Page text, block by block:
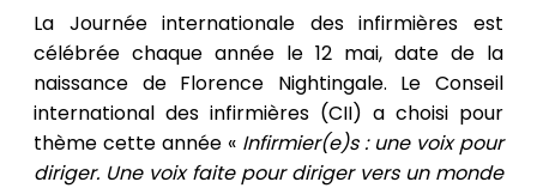
La Journée internationale des infirmières est
célébrée chaque année le 12 mai, date de la
naissance de Florence Nightingale. Le Conseil
international des infirmières (CII) a choisi pour
thème cette année « Infirmier(e)s : une voix pour
diriger. Une voix faite pour diriger vers un monde